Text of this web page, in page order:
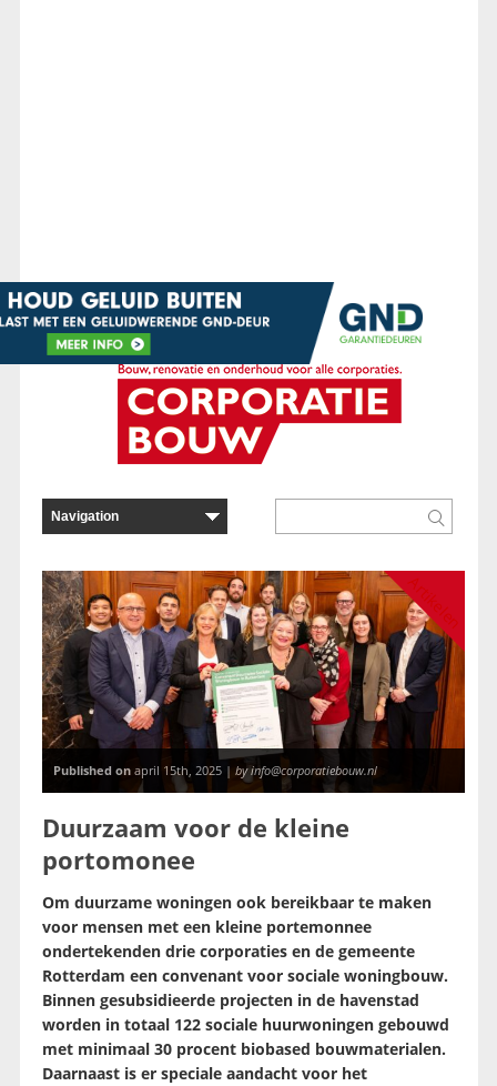
Artikelen
Published onapril 15th, 2025 | by info@corporatiebouw.nl
Duurzaam voor de kleine
portomonee
Om duurzame woningen ook bereikbaar te maken
voor mensen met een kleine portemonnee
ondertekenden drie corporaties en de gemeente
Rotterdam een convenant voor sociale woningbouw.
Binnen gesubsidieerde projecten in de havenstad
worden in totaal 122 sociale huurwoningen gebouwd
met minimaal 30 procent biobased bouwmaterialen.
Daarnaast is er speciale aandacht voor het